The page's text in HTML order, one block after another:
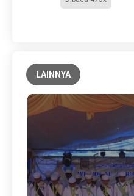
LAINNYA